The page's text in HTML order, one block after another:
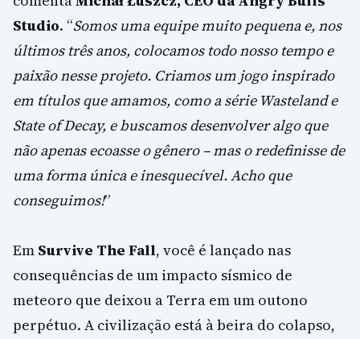
Studio. “Somos uma equipe muito pequena e, nos
últimos três anos, colocamos todo nosso tempo e
paixão nesse projeto. Criamos um jogo inspirado
em títulos que amamos, como a série Wasteland e
State of Decay, e buscamos desenvolver algo que
não apenas ecoasse o gênero – mas o redefinisse de
uma forma única e inesquecível. Acho que
conseguimos!”
Em Survive The Fall, você é lançado nas
consequências de um impacto sísmico de
meteoro que deixou a Terra em um outono
perpétuo. A civilização está à beira do colapso,